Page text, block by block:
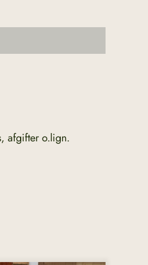
afgifter o.lign.